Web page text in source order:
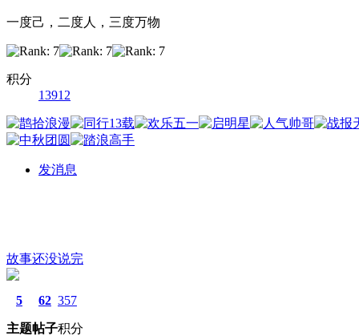
一度己，二度人，三度万物
积分
13912
发消息
故事还没说完
5
主题
62
帖子
357
积分